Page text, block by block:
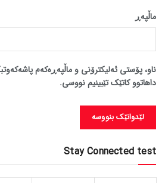
ماڵپه‌ڕ
ناو، پۆستی ئەلیکترۆنی و ماڵپەڕەکەم
داهاتوو کاتێک تێبینیم نووسی.
Stay Connected test